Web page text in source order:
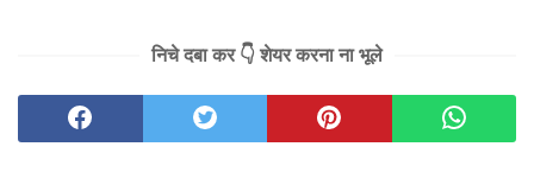
निचे दबा कर 👇 शेयर करना ना भूले